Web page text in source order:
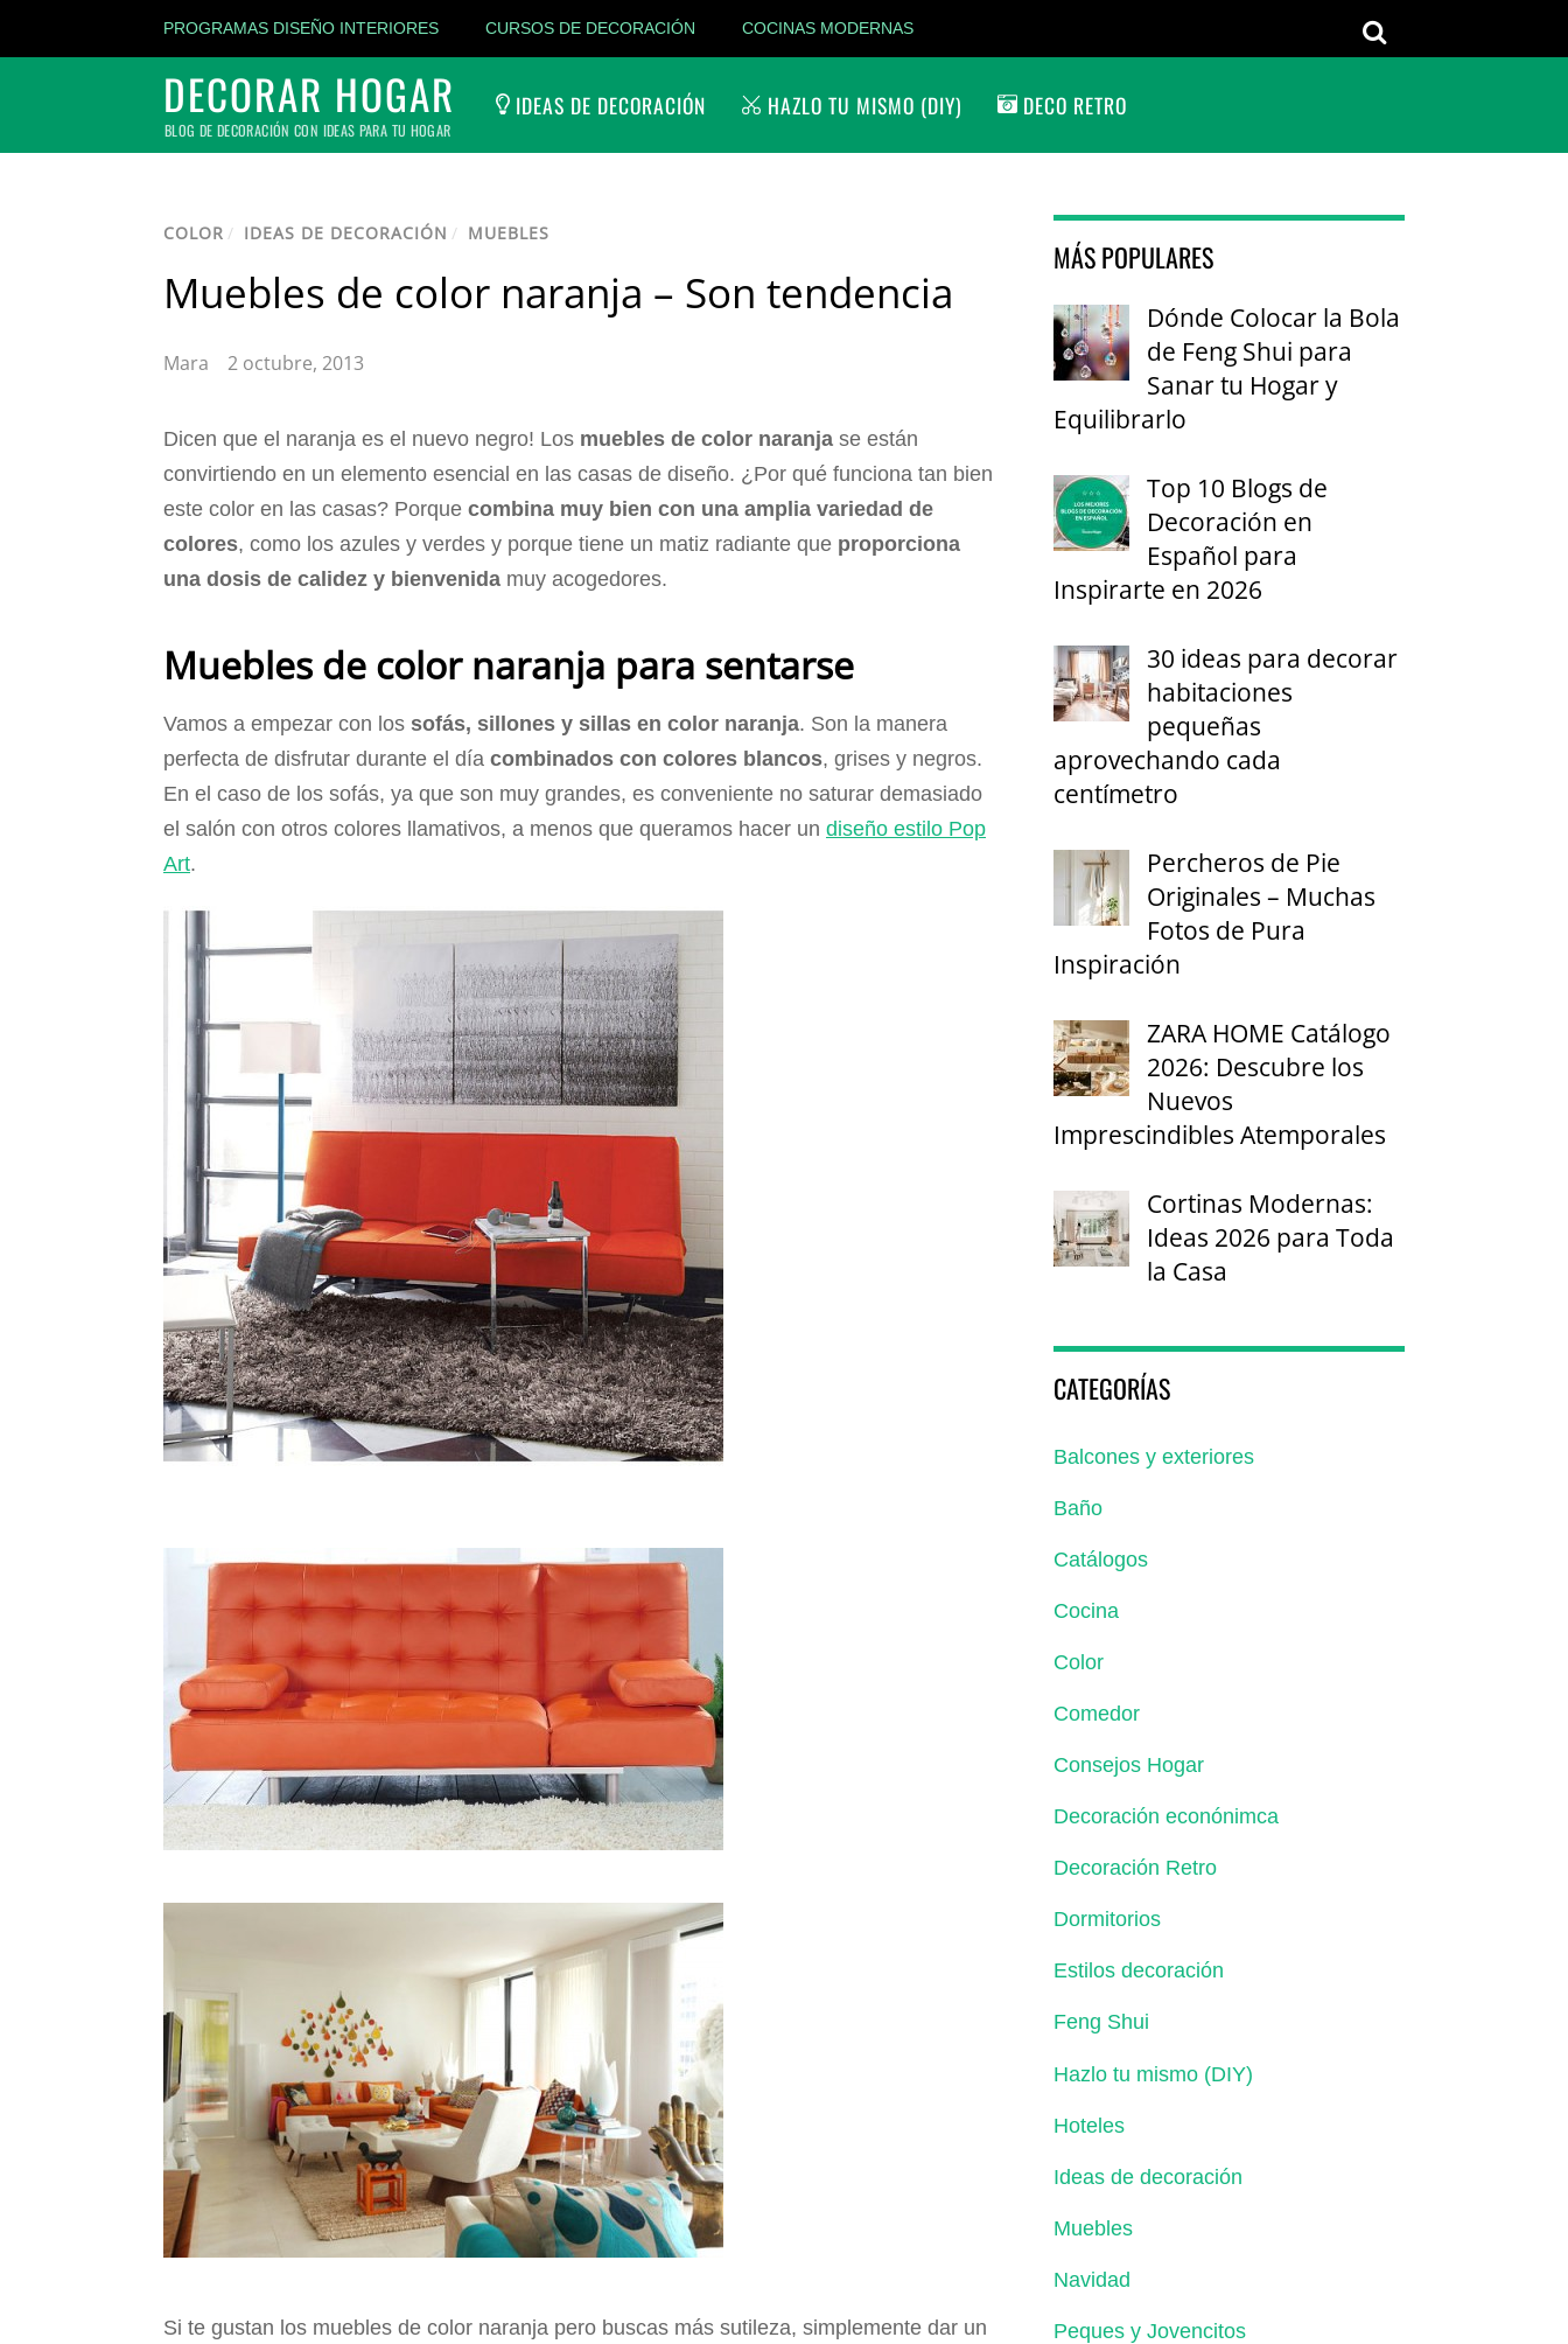
PROGRAMAS DISEÑO INTERIORES CURSOS DE DECORACIÓN COCINAS MODERNAS
DECORAR HOGAR
BLOG DE DECORACIÓN CON IDEAS PARA TU HOGAR
IDEAS DE DECORACIÓN HAZLO TU MISMO (DIY) DECO RETRO
COLOR / IDEAS DE DECORACIÓN / MUEBLES
Muebles de color naranja – Son tendencia
Mara 2 octubre, 2013
Dicen que el naranja es el nuevo negro! Los muebles de color naranja se están
convirtiendo en un elemento esencial en las casas de diseño. ¿Por qué funciona tan bien
este color en las casas? Porque combina muy bien con una amplia variedad de
colores, como los azules y verdes y porque tiene un matiz radiante que proporciona
una dosis de calidez y bienvenida muy acogedores.
Muebles de color naranja para sentarse
Vamos a empezar con los sofás, sillones y sillas en color naranja. Son la manera
perfecta de disfrutar durante el día combinados con colores blancos, grises y negros.
En el caso de los sofás, ya que son muy grandes, es conveniente no saturar demasiado
el salón con otros colores llamativos, a menos que queramos hacer un diseño estilo Pop
Art.
Si te gustan los muebles de color naranja pero buscas más sutileza, simplemente dar un
MÁS POPULARES
Dónde Colocar la Bola
de Feng Shui para
Sanar tu Hogar y
Equilibrarlo
Top 10 Blogs de
Decoración en
Español para
Inspirarte en 2026
30 ideas para decorar
habitaciones
pequeñas
aprovechando cada
centímetro
Percheros de Pie
Originales – Muchas
Fotos de Pura
Inspiración
ZARA HOME Catálogo
2026: Descubre los
Nuevos
Imprescindibles Atemporales
Cortinas Modernas:
Ideas 2026 para Toda
la Casa
CATEGORÍAS
Balcones y exteriores
Baño
Catálogos
Cocina
Color
Comedor
Consejos Hogar
Decoración econónimca
Decoración Retro
Dormitorios
Estilos decoración
Feng Shui
Hazlo tu mismo (DIY)
Hoteles
Ideas de decoración
Muebles
Navidad
Peques y Jovencitos